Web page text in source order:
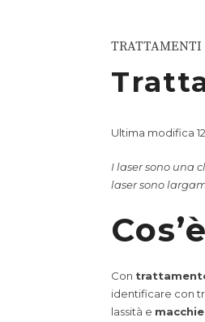
TRATTAMENTI
Ultima modifica
I laser sono una
laser sono
Con
identificare con
lassità e